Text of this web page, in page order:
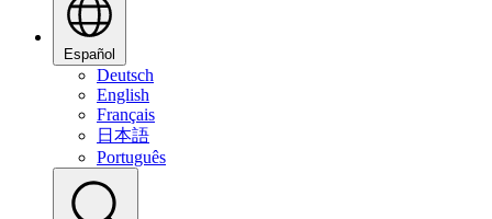
Español
Deutsch
English
Français
日本語
Português